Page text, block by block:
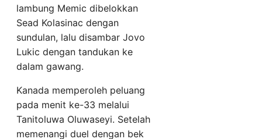
lambung Memic dibelokkan
Sead Kolasinac dengan
sundulan, lalu disambar Jovo
Lukic dengan tandukan ke
dalam gawang.
Kanada memperoleh peluang
pada menit ke-33 melalui
Tanitoluwa Oluwaseyi. Setelah
memenangi duel dengan bek